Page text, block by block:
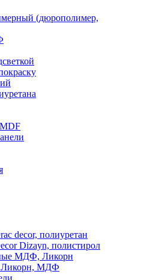
(дюрополимер,
decor, полиуретан
Dizayn, полистирол
МДФ, Ликорн
Ликорн, МДФ